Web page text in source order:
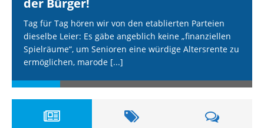
Tag für Tag hören wir von den etablierten Parteien
dieselbe Leier: Es gäbe angeblich keine „finanziellen
Spielräume“, um Senioren eine würdige Altersrente zu
ermöglichen, marode [...]